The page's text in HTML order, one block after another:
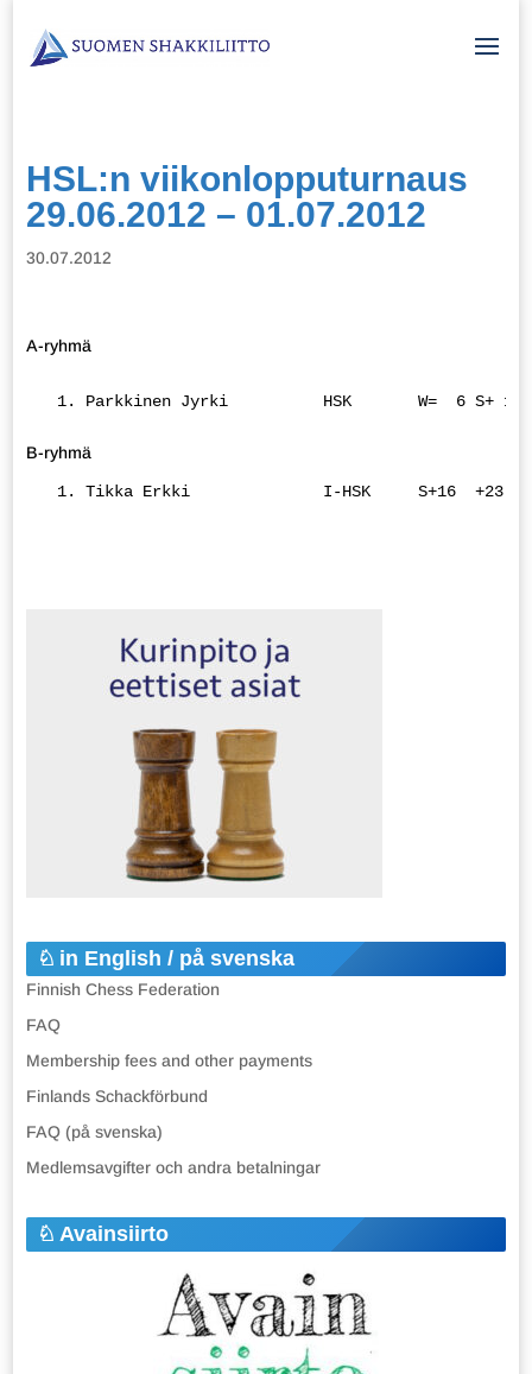
HSL:n viikonlopputurnaus
29.06.2012 – 01.07.2012
30.07.2012
A-ryhmä
1. Parkkinen Jyrki          HSK       W=  6 S+
B-ryhmä
1. Tikka Erkki              I-HSK     S+16  +23
in English / på svenska
Finnish Chess Federation
FAQ
Membership fees and other payments
Finlands Schackförbund
FAQ (på svenska)
Medlemsavgifter och andra betalningar
Avainsiirto